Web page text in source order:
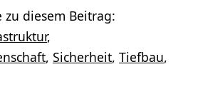
zu diesem Beitrag:
,
, Sicherheit, Tiefbau,